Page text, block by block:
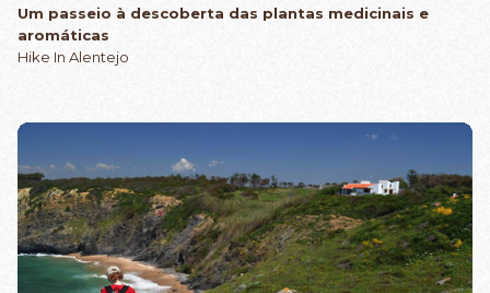
Um passeio à descoberta das plantas medicinais e
aromáticas
Hike In Alentejo